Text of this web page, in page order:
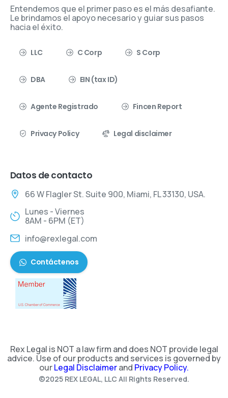
Entendemos que el primer paso es el más desafiante.
Le brindamos el apoyo necesario y guiar sus pasos
hacia el éxito.
LLC C Corp S Corp
DBA EIN (tax ID)
Agente Registrado Fincen Report
Privacy Policy Legal disclaimer
Datos de contacto
66 W Flagler St. Suite 900, Miami, FL 33130, USA.
Lunes - Viernes
8AM - 6PM (ET)
info@rexlegal.com
Contáctenos
Rex Legal is NOT a law firm and does NOT provide legal
advice. Use of our products and services is governed by
ourLegal Disclaimerand Privacy Policy.
©2025 REX LEGAL, LLC All Rights Reserved.